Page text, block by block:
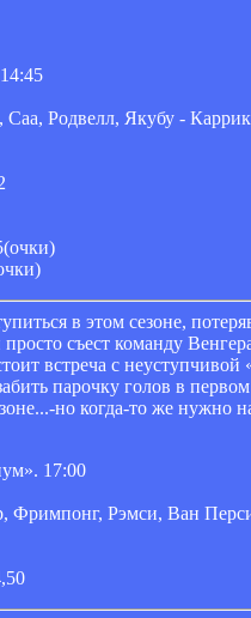
Саа, Родвелл, Якубу -
в этом сезоне,
съест команду
встреча с
парочку голов в
но когда-то же нужно
17:00
Фримпонг, Рэмси, Ван